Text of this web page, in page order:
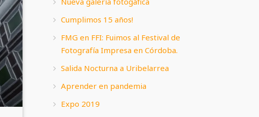
Cumplimos 15 años!
FMG en FFI: Fuimos al Festival de
Fotografía Impresa en Córdoba.
Salida Nocturna a Uribelarrea
Aprender en pandemia
Expo 2019